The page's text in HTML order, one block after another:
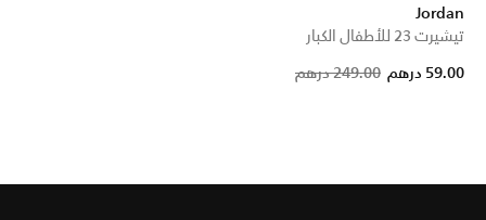
Jordan
تيشيرت 23 للأطفال الكبار
249.00 درهم 59.00 درهم